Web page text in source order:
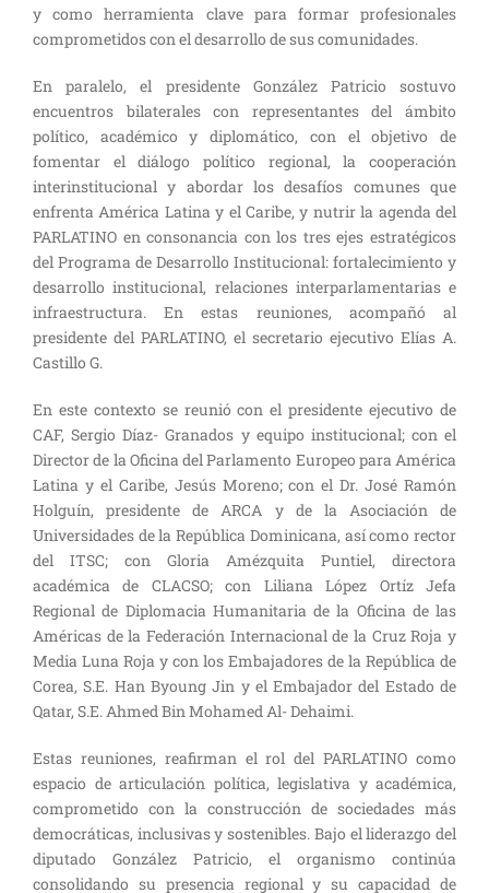
y como herramienta clave para formar profesionales
comprometidos con el desarrollo de sus comunidades.
En paralelo, el presidente González Patricio sostuvo
encuentros bilaterales con representantes del ámbito
político, académico y diplomático, con el objetivo de
fomentar el diálogo político regional, la cooperación
interinstitucional y abordar los desafíos comunes que
enfrenta América Latina y el Caribe, y nutrir la agenda del
PARLATINO en consonancia con los tres ejes estratégicos
del Programa de Desarrollo Institucional: fortalecimiento y
desarrollo institucional, relaciones interparlamentarias e
infraestructura. En estas reuniones, acompañó al
presidente del PARLATINO, el secretario ejecutivo Elías A.
Castillo G.
En este contexto se reunió con el presidente ejecutivo de
CAF, Sergio Díaz- Granados y equipo institucional; con el
Director de la Oficina del Parlamento Europeo para América
Latina y el Caribe, Jesús Moreno; con el Dr. José Ramón
Holguín, presidente de ARCA y de la Asociación de
Universidades de la República Dominicana, así como rector
del ITSC; con Gloria Amézquita Puntiel, directora
académica de CLACSO; con Liliana López Ortíz Jefa
Regional de Diplomacia Humanitaria de la Oficina de las
Américas de la Federación Internacional de la Cruz Roja y
Media Luna Roja y con los Embajadores de la República de
Corea, S.E. Han Byoung Jin y el Embajador del Estado de
Qatar, S.E. Ahmed Bin Mohamed Al- Dehaimi.
Estas reuniones, reafirman el rol del PARLATINO como
espacio de articulación política, legislativa y académica,
comprometido con la construcción de sociedades más
democráticas, inclusivas y sostenibles. Bajo el liderazgo del
diputado González Patricio, el organismo continúa
consolidando su presencia regional y su capacidad de